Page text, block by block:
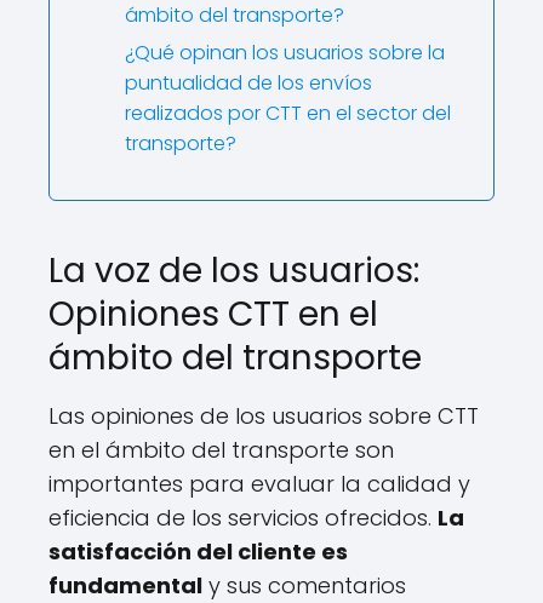
ámbito del transporte?
¿Qué opinan los usuarios sobre la
puntualidad de los envíos
realizados por CTT en el sector del
transporte?
La voz de los usuarios:
Opiniones CTT en el
ámbito del transporte
Las opiniones de los usuarios sobre CTT
en el ámbito del transporte son
importantes para evaluar la calidad y
eficiencia de los servicios ofrecidos. La
satisfacción del cliente es
fundamental y sus comentarios